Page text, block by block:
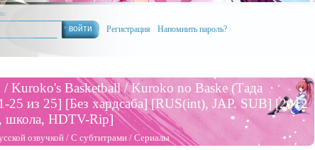
Регистрация Напомнить пароль?
/ Kuroko's Basketball / Kuroko no Baske (Тада
из 25] [Без хардсаба] [RUS(int), JAP. SUB] [2012
школа, HDTV-Rip]
озвучкой / С субтитрами / Сериалы